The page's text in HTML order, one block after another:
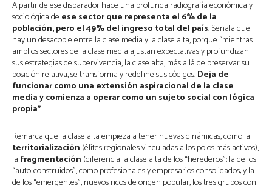
A partir de ese disparador hace una profunda radiografía económica y
sociológica de ese sector que representa el 6% de la
población, pero el 49% del ingreso total del país. Señala que
hay un desacople entre la clase media y la clase alta, porque “mientras
amplios sectores de la clase media ajustan expectativas y profundizan
sus estrategias de supervivencia, la clase alta, más allá de preservar su
posición relativa, se transforma y redefine sus códigos.Deja de
funcionar como una extensión aspiracional de la clase
media y comienza a operar como un sujeto social con lógica
propia”.
Remarca que la clase alta empieza a tener nuevas dinámicas, como la
territorialización (élites regionales vinculadas a los polos más activos),
la fragmentación (diferencia la clase alta de los “herederos”; la de los
“auto-construidos”, como profesionales y empresarios consolidados; y la
de los “emergentes”, nuevos ricos de origen popular, los tres grupos con